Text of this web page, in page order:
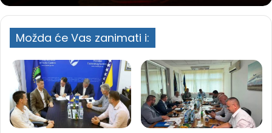
Možda će Vas zanimati i: